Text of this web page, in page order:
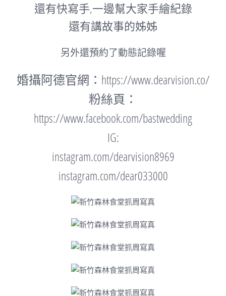
還有快寫手,一邊幫大家手繪紀錄
還有講故事的姊姊
另外還預約了動態記錄喔
婚攝阿德官網： https://www.dearvision.co/
粉絲頁：
https://www.facebook.com/bastwedding
IG:
instagram.com/dearvision8969
instagram.com/dear033000